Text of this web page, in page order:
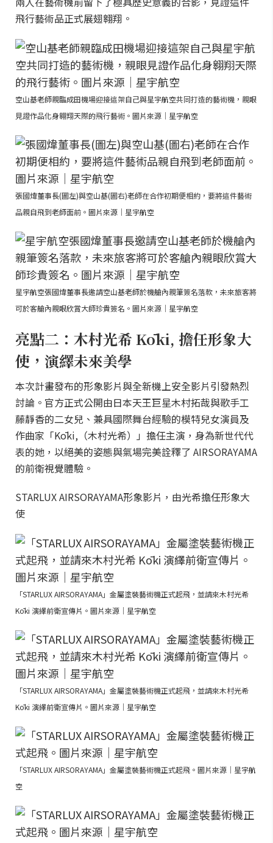
飛行藝術品正式展翅翱翔。
空山基老師親臨成田機場迎接這架自己與星宇航空共同打造的藝術機，親眼
見證作品化身翱翔天際的飛行藝術。圖片來源｜星宇航空
張國煒董事長(圖左)與空山基(圖右)老師在合作初期便相約，要將這件藝術
品親自飛到老師面前。圖片來源｜星宇航空
星宇航空張國煒董事長邀請空山基老師於機艙內親筆簽名落款，未來旅客將
可於客艙內親眼欣賞大師珍貴簽名。圖片來源｜星宇航空
亮點二：木村光希 Kōki, 擔任形象大
使，演繹未來美學
本次計畫發布的形象影片與全新機上安全影片引發熱烈
討論。官方正式公開由日本天王巨星木村拓哉與歌手工
藤靜香的二女兒、兼具國際舞台經驗的模特兒女演員及
作曲家「Kōki,（木村光希）」擔任主演，身為新世代代
表的她，以絕美的姿態與氣場完美詮釋了 AIRSORAYAMA
的前衛視覺體驗。
STARLUX AIRSORAYAMA形象影片，由光希擔任形象大
使
「STARLUX AIRSORAYAMA」金屬塗裝藝術機正式起飛，並請來木村光希
Kōki 演繹前衛宣傳片。圖片來源｜星宇航空
「STARLUX AIRSORAYAMA」金屬塗裝藝術機正式起飛，並請來木村光希
Kōki 演繹前衛宣傳片。圖片來源｜星宇航空
「STARLUX AIRSORAYAMA」金屬塗裝藝術機正式起飛。圖片來源｜星宇航
空